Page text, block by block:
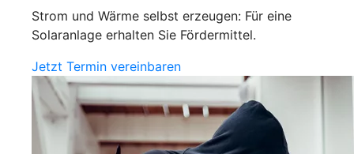
Strom und Wärme selbst erzeugen: Für eine
Solaranlage erhalten Sie Fördermittel.
Jetzt Termin vereinbaren